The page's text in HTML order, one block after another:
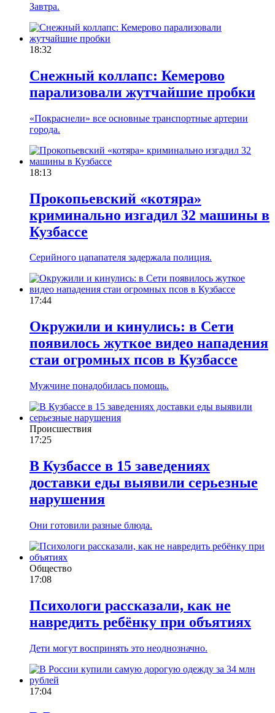
Завтра.
18:32
Снежный коллапс: Кемерово
парализовали жутчайшие пробки
«Покраснели» все основные транспортные артерии
города.
18:13
Прокопьевский «котяра»
криминально изгадил 32 машины в
Кузбассе
Серийного цапапателя задержала полиция.
17:44
Окружили и кинулись: в Сети
появилось жуткое видео нападения
стаи огромных псов в Кузбассе
Мужчине понадобилась помощь.
Происшествия
17:25
В Кузбассе в 15 заведениях
доставки еды выявили серьезные
нарушения
Они готовили разные блюда.
Общество
17:08
Психологи рассказали, как не
навредить ребёнку при объятиях
Дети могут воспринять это неоднозначно.
17:04